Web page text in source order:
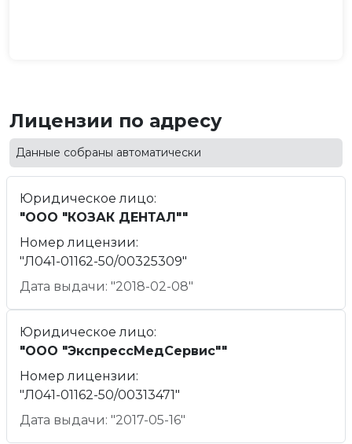
Лицензии по адресу
Данные собраны автоматически
Юридическое лицо:
"ООО "КОЗАК ДЕНТАЛ""
Номер лицензии:
"Л041-01162-50/00325309"
Дата выдачи: "2018-02-08"
Юридическое лицо:
"ООО "ЭкспрессМедСервис""
Номер лицензии:
"Л041-01162-50/00313471"
Дата выдачи: "2017-05-16"